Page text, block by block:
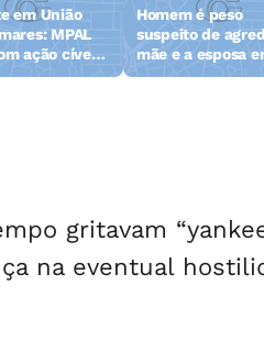
em União
MPAL
ação cível
Homem é peso
suspeito de
mãe e a esposa
Taquarana
gritavam
na eventual